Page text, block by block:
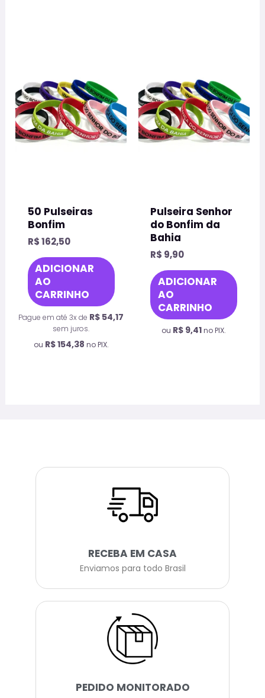
50 Pulseiras
Bonfim
R$162,50
ADICIONAR
AO
CARRINHO
Pague em até 3x de R$ 54,17
sem juros.
ou R$154,38 no PIX.
Pulseira Senhor
do Bonfim da
Bahia
R$ 9,90
ADICIONAR
AO
CARRINHO
As
ou R$ 9,41 no PIX.
RECEBA EM CASA
Enviamos para todo Brasil
PEDIDO MONITORADO